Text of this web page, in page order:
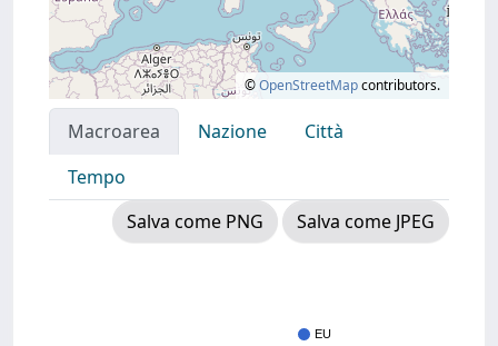
©OpenStreetMapcontributors.
Macroarea Nazione
Città
Tempo
Salva come PNG
Salva come JPEG
EU